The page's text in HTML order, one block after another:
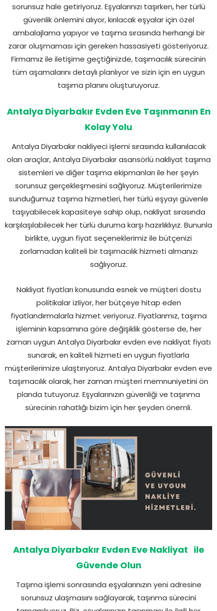
sorunsuz hale getiriyoruz. Eşyalarınızı taşırken, her türlü
güvenlik önlemini alıyor, kırılacak eşyalar için özel
ambalajlama yapıyor ve taşıma sırasında herhangi bir
zarar oluşmaması için gereken hassasiyeti gösteriyoruz.
Firmamız ile iletişime geçtiğinizde, taşımacılık sürecinin
tüm aşamalarını detaylı planlıyor ve sizin için en uygun
taşıma planını oluşturuyoruz.
Antalya Diyarbakır Evden Eve Taşınmanın En
Kolay Yolu
Antalya Diyarbakır nakliyeci işlemi sırasında kullanılacak
olan araçlar, Antalya Diyarbakır asansörlü nakliyat taşıma
sistemleri ve diğer taşıma ekipmanları ile her şeyin
sorunsuz gerçekleşmesini sağlıyoruz. Müşterilerimize
sunduğumuz taşıma hizmetleri, her türlü eşyayı güvenle
taşıyabilecek kapasiteye sahip olup, nakliyat sırasında
karşılaşılabilecek her türlü duruma karşı hazırlıklıyız. Bununla
birlikte, uygun fiyat seçeneklerimiz ile bütçenizi
zorlamadan kaliteli bir taşımacılık hizmeti almanızı
sağlıyoruz.
Nakliyat fiyatları konusunda esnek ve müşteri dostu
politikalar izliyor, her bütçeye hitap eden
fiyatlandırmalarla hizmet veriyoruz. Fiyatlarımız, taşıma
işleminin kapsamına göre değişiklik gösterse de, her
zaman uygun Antalya Diyarbakır evden eve nakliyat fiyatı
sunarak, en kaliteli hizmeti en uygun fiyatlarla
müşterilerimize ulaştırıyoruz. Antalya Diyarbakır evden eve
taşımacılık olarak, her zaman müşteri memnuniyetini ön
planda tutuyoruz. Eşyalarınızın güvenliği ve taşınma
sürecinin rahatlığı bizim için her şeyden önemli.
Antalya Diyarbakır Evden Eve Nakliyat ile
Güvende Olun
Taşıma işlemi sonrasında eşyalarınızın yeni adresine
sorunsuz ulaşmasını sağlayarak, taşınma sürecini